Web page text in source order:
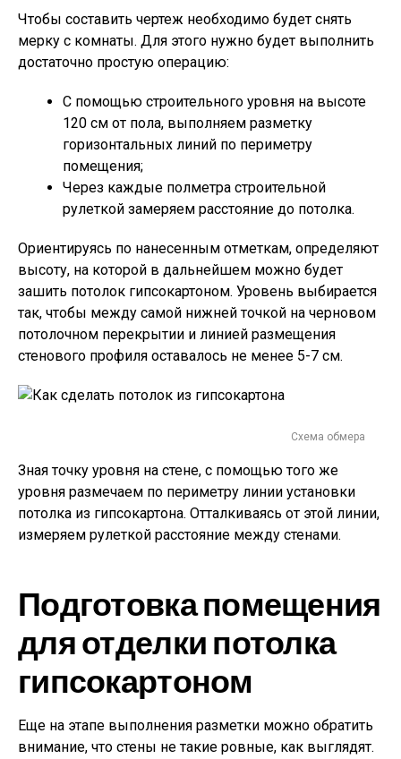
Чтобы составить чертеж необходимо будет снять
мерку с комнаты. Для этого нужно будет выполнить
достаточно простую операцию:
С помощью строительного уровня на высоте
120 см от пола, выполняем разметку
горизонтальных линий по периметру
помещения;
Через каждые полметра строительной
рулеткой замеряем расстояние до потолка.
Ориентируясь по нанесенным отметкам, определяют
высоту, на которой в дальнейшем можно будет
зашить потолок гипсокартоном. Уровень выбирается
так, чтобы между самой нижней точкой на черновом
потолочном перекрытии и линией размещения
стенового профиля оставалось не менее 5-7 см.
Схема обмера
Зная точку уровня на стене, с помощью того же
уровня размечаем по периметру линии установки
потолка из гипсокартона. Отталкиваясь от этой линии,
измеряем рулеткой расстояние между стенами.
Подготовка помещения
для отделки потолка
гипсокартоном
Еще на этапе выполнения разметки можно обратить
внимание, что стены не такие ровные, как выглядят.